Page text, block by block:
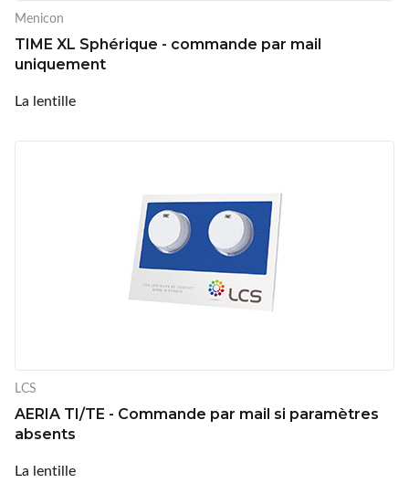
Menicon
TIME XL Sphérique - commande par mail
uniquement
La lentille
LCS
AERIA TI/TE - Commande par mail si paramètres
absents
La lentille